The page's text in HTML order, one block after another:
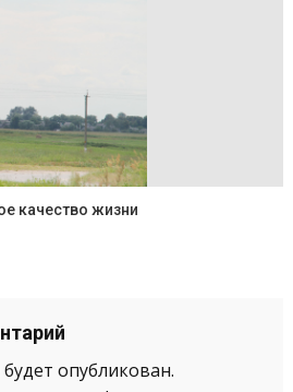
качество жизни
опубликован.